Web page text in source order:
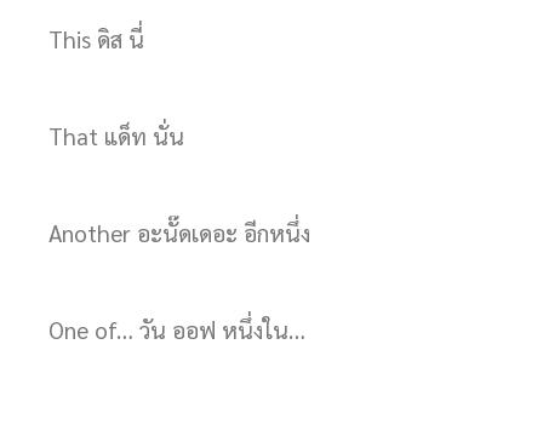
This ดิส นี่
That แด็ท นั่น
Another อะนั๊ดเดอะ อีกหนึ่ง
One of… วัน ออฟ หนึ่งใน…